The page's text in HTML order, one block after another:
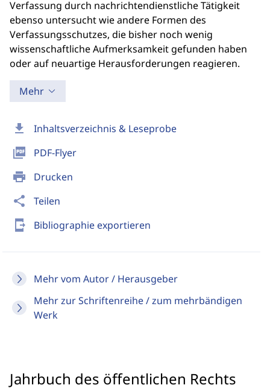
download Inhaltsverzeichnis & Leseprobe
picture_as_pdf PDF-Flyer
print Drucken
share Teilen
send_to_mobile Bibliographie exportieren
Mehr vom Autor / Herausgeber
Mehr zur Schriftenreihe / zum mehrbändigen
Werk
Verfassung durch nachrichtendienstliche Tätigkeit
ebenso untersucht wie andere Formen des
Verfassungsschutzes, die bisher noch wenig
wissenschaftliche Aufmerksamkeit gefunden haben
oder auf neuartige Herausforderungen reagieren.
Mehr
Jahrbuch des öffentlichen Rechts